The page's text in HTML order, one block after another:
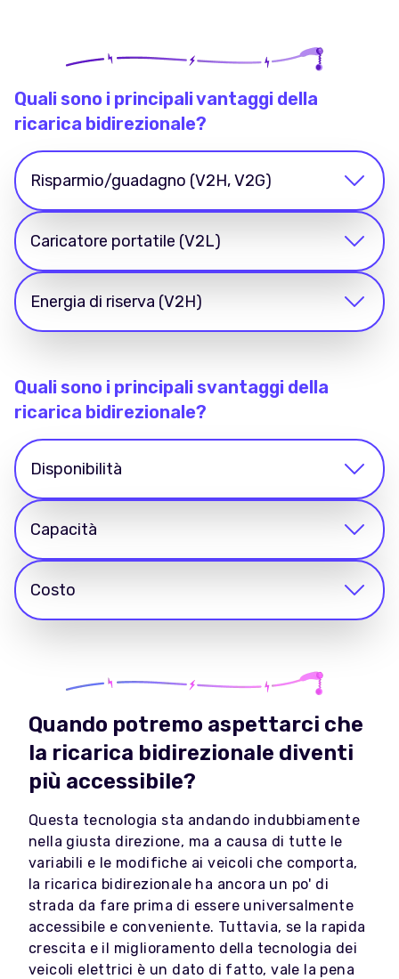
Quali sono i principali vantaggi della
ricarica bidirezionale?
Risparmio/guadagno (V2H, V2G)
Caricatore portatile (V2L)
Energia di riserva (V2H)
Quali sono i principali svantaggi della
ricarica bidirezionale?
Disponibilità
Capacità
Costo
Quando potremo aspettarci che
la ricarica bidirezionale diventi
più accessibile?
Questa tecnologia sta andando indubbiamente
nella giusta direzione, ma a causa di tutte le
variabili e le modifiche ai veicoli che comporta,
la ricarica bidirezionale ha ancora un po' di
strada da fare prima di essere universalmente
accessibile e conveniente. Tuttavia, se la rapida
crescita e il miglioramento della tecnologia dei
veicoli elettrici è un dato di fatto, vale la pena